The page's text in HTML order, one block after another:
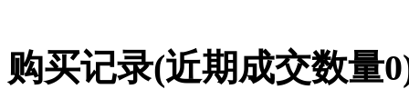
购买记录(近期成交数量0